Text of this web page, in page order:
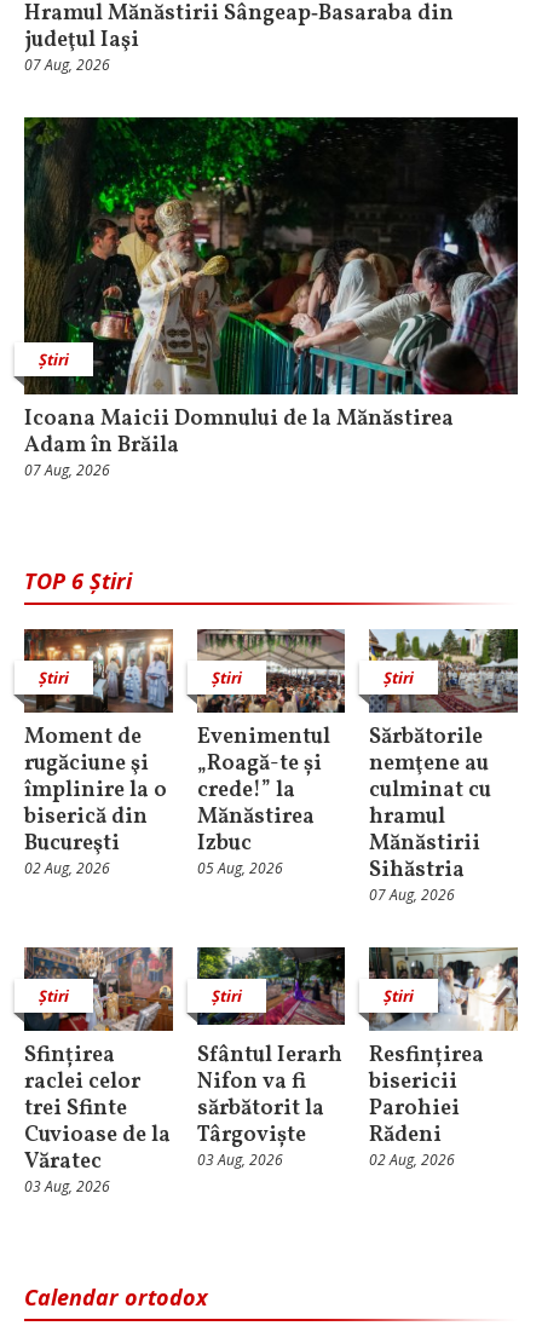
Hramul Mănăstirii Sângeap‑Basaraba din
judeţul Iaşi
07 Aug, 2026
Știri
Icoana Maicii Domnului de la Mănăstirea
Adam în Brăila
07 Aug, 2026
TOP 6 Știri
Știri
Moment de
rugăciune şi
împlinire la o
biserică din
Bucureşti
02 Aug, 2026
Știri
Evenimentul
„Roagă-te și
crede!” la
Mănăstirea
Izbuc
05 Aug, 2026
Știri
Sărbătorile
nemţene au
culminat cu
hramul
Mănăstirii
Sihăstria
07 Aug, 2026
Știri
Sfințirea
raclei celor
trei Sfinte
Cuvioase de la
Văratec
03 Aug, 2026
Știri
Sfântul Ierarh
Nifon va fi
sărbătorit la
Târgoviște
03 Aug, 2026
Știri
Resfințirea
bisericii
Parohiei
Rădeni
02 Aug, 2026
Calendar ortodox